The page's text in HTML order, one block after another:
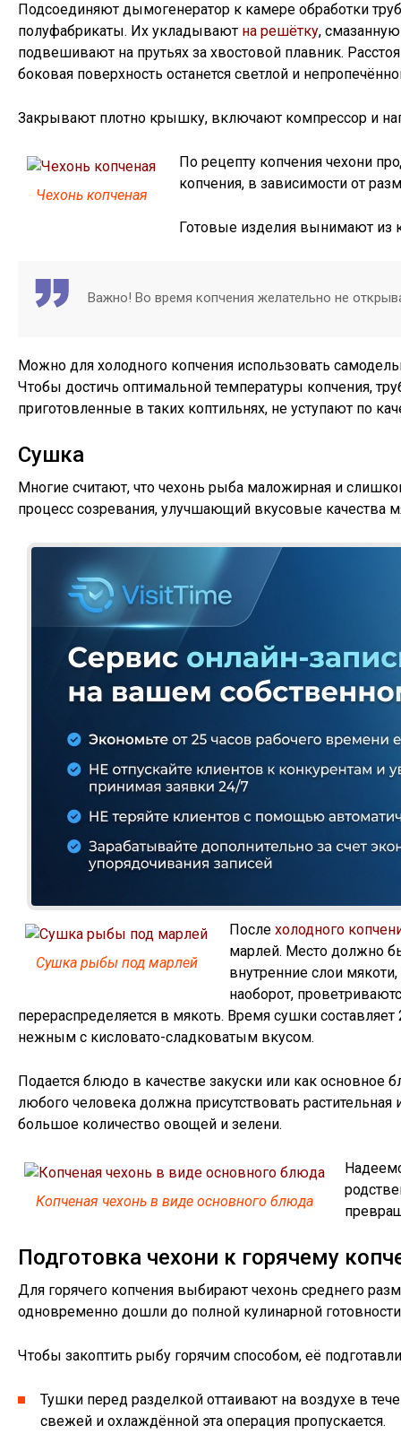
Подсоединяют дымогенератор к камере обработки
полуфабрикаты. Их укладывают на решётку,
подвешивают на прутьях за хвостовой плавник.
боковая поверхность останется светлой и
Закрывают плотно крышку, включают компрессор и
Чехонь копченая
По рецепту копчения чехони
копчения, в зависимости от
Готовые изделия вынимают из
Важно! Во время копчения желательно не
Можно для холодного копчения использовать
Чтобы достичь оптимальной температуры копчения,
приготовленные в таких коптильнях, не уступают по
Сушка
Многие считают, что чехонь рыба маложирная и
процесс созревания, улучшающий вкусовые качества
Сушка рыбы под марлей
После холодного
марлей. Место должно
внутренние слои
наоборот,
перераспределяется в мякоть. Время сушки
нежным с кисловато-сладковатым вкусом.
Подается блюдо в качестве закуски или как основное
любого человека должна присутствовать
большое количество овощей и зелени.
Копченая чехонь в виде основного блюда
Подготовка чехони к горячему
Для горячего копчения выбирают чехонь среднего
одновременно дошли до полной кулинарной
Чтобы закоптить рыбу горячим способом, её
Тушки перед разделкой оттаивают на воздухе в
свежей и охлаждённой эта операция пропускается.